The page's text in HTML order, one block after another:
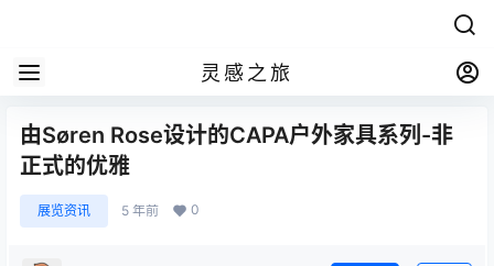
灵感之旅
由Søren Rose设计的CAPA户外家具系列-非
正式的优雅
展览资讯 5 年前 0